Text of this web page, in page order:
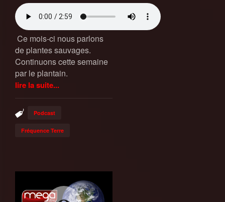
Ce mois-ci nous parlons
de plantes sauvages.
Continuons cette semaine
par le plantain.
lire la suite...
Podcast
Fréquence Terre